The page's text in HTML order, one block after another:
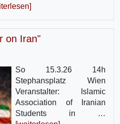
on Iran"
So 15.3.26 14h
Stephansplatz Wien
Veranstalter: Islamic
Association of Iranian
Students in …